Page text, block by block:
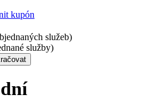
kupón
služeb)
služby)